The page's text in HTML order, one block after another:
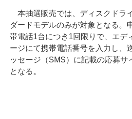
本抽選販売では、ディスクドラ
ダードモデルのみが対象となる。
帯電話1台につき1回限りで、エデ
ージにて携帯電話番号を入力し、
ッセージ（SMS）に記載の応募サ
となる。